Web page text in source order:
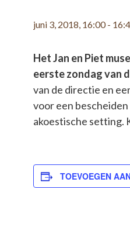
juni 3, 2018, 16:00-
Het Jan en Piet
eerste zondag van
van de directie en
voor een
akoestische setting.
TOEVOEGEN